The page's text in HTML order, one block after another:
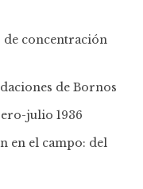
de concentración
de Bornos
julio 1936
en el campo: del